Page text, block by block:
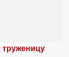
труженицу